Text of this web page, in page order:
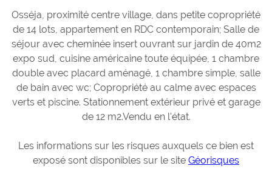
Osséja, proximité centre village, dans petite copropriété
de 14 lots, appartement en RDC contemporain; Salle de
séjour avec cheminée insert ouvrant sur jardin de 40m2
expo sud, cuisine américaine toute équipée, 1 chambre
double avec placard aménagé, 1 chambre simple, salle
de bain avec wc; Copropriété au calme avec espaces
verts et piscine. Stationnement extérieur privé et garage
de 12 m2.Vendu en l'état.
Les informations sur les risques auxquels ce bien est
exposé sont disponibles sur le site Géorisques